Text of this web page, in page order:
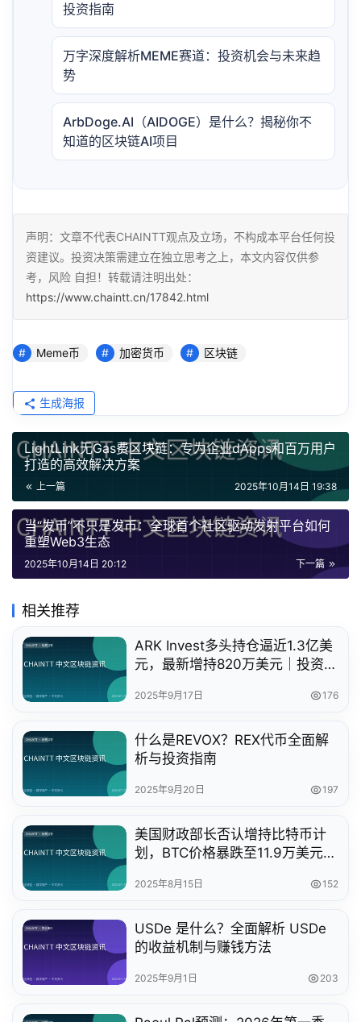
投资指南
万字深度解析MEME赛道：投资机会与未来趋
势
ArbDoge.AI（AIDOGE）是什么？揭秘你不
知道的区块链AI项目
声明：文章不代表CHAINTT观点及立场，不构成本平台任何投
资建议。投资决策需建立在独立思考之上，本文内容仅供参
考，风险 自担！转载请注明出处：
https://www.chaintt.cn/17842.html
Meme币 加密货币 区块链
生成海报
LightLink无Gas费区块链：专为企业dApps和百万用户
打造的高效解决方案
上一篇 2025年10月14日 19:38
当“发币”不只是发币：全球首个社区驱动发射平台如何
重塑Web3生态
下一篇
2025年10月14日 20:12
相关推荐
ARK Invest多头持仓逼近1.3亿美
元，最新增持820万美元｜投资动
2025年9月17日 176
什么是REVOX？REX代币全面解
析与投资指南
2025年9月20日 197
美国财政部长否认增持比特币计
划，BTC价格暴跌至11.9万美元以
2025年8月15日 152
USDe 是什么？全面解析 USDe
的收益机制与赚钱方法
2025年9月1日 203